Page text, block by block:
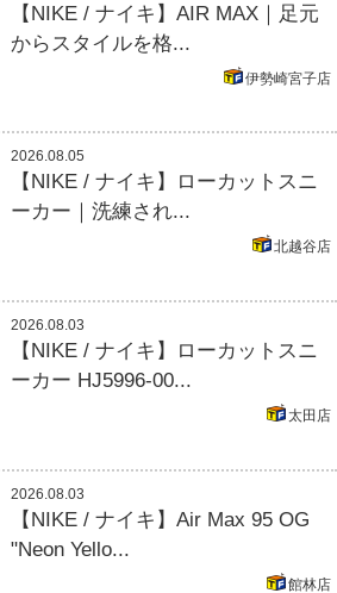
【NIKE / ナイキ】AIR MAX｜足元
からスタイルを格...
伊勢崎宮子店
2026.08.05
【NIKE / ナイキ】ローカットスニ
ーカー｜洗練され...
北越谷店
2026.08.03
【NIKE / ナイキ】ローカットスニ
ーカー HJ5996-00...
太田店
2026.08.03
【NIKE / ナイキ】Air Max 95 OG
"Neon Yello...
館林店